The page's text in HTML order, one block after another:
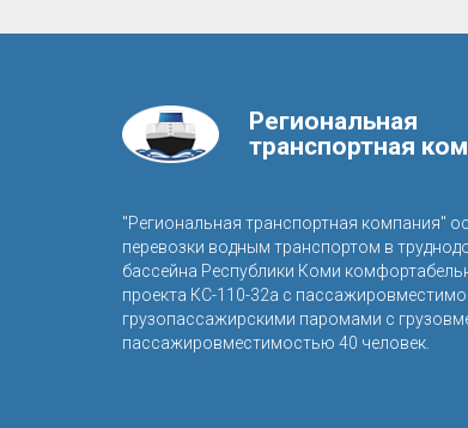
Региональная
транспортная
"Региональная транспортная компания"
перевозки водным транспортом в
бассейна Республики Коми
проекта КС-110-32а с
грузопассажирскими паромами с
пассажировместимостью 40 человек.